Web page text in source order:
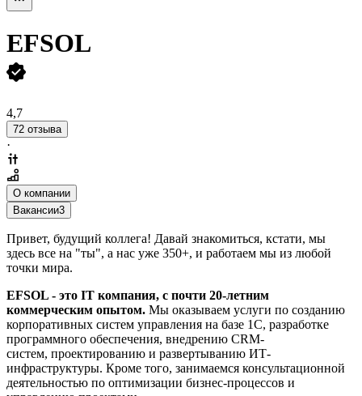
EFSOL
4,7
72 отзыва
·
О компании
Вакансии3
Привет, будущий коллега! Давай знакомиться, кстати, мы
здесь все на "ты", а нас уже 350+, и работаем мы из любой
точки мира.
EFSOL - это IT компания, с почти 20-летним
коммерческим опытом. Мы оказываем услуги по созданию
корпоративных систем управления на базе 1С, разработке
программного обеспечения, внедрению CRM-
систем, проектированию и развертыванию ИТ-
инфраструктуры. Кроме того, занимаемся консультационной
деятельностью по оптимизации бизнес-процессов и